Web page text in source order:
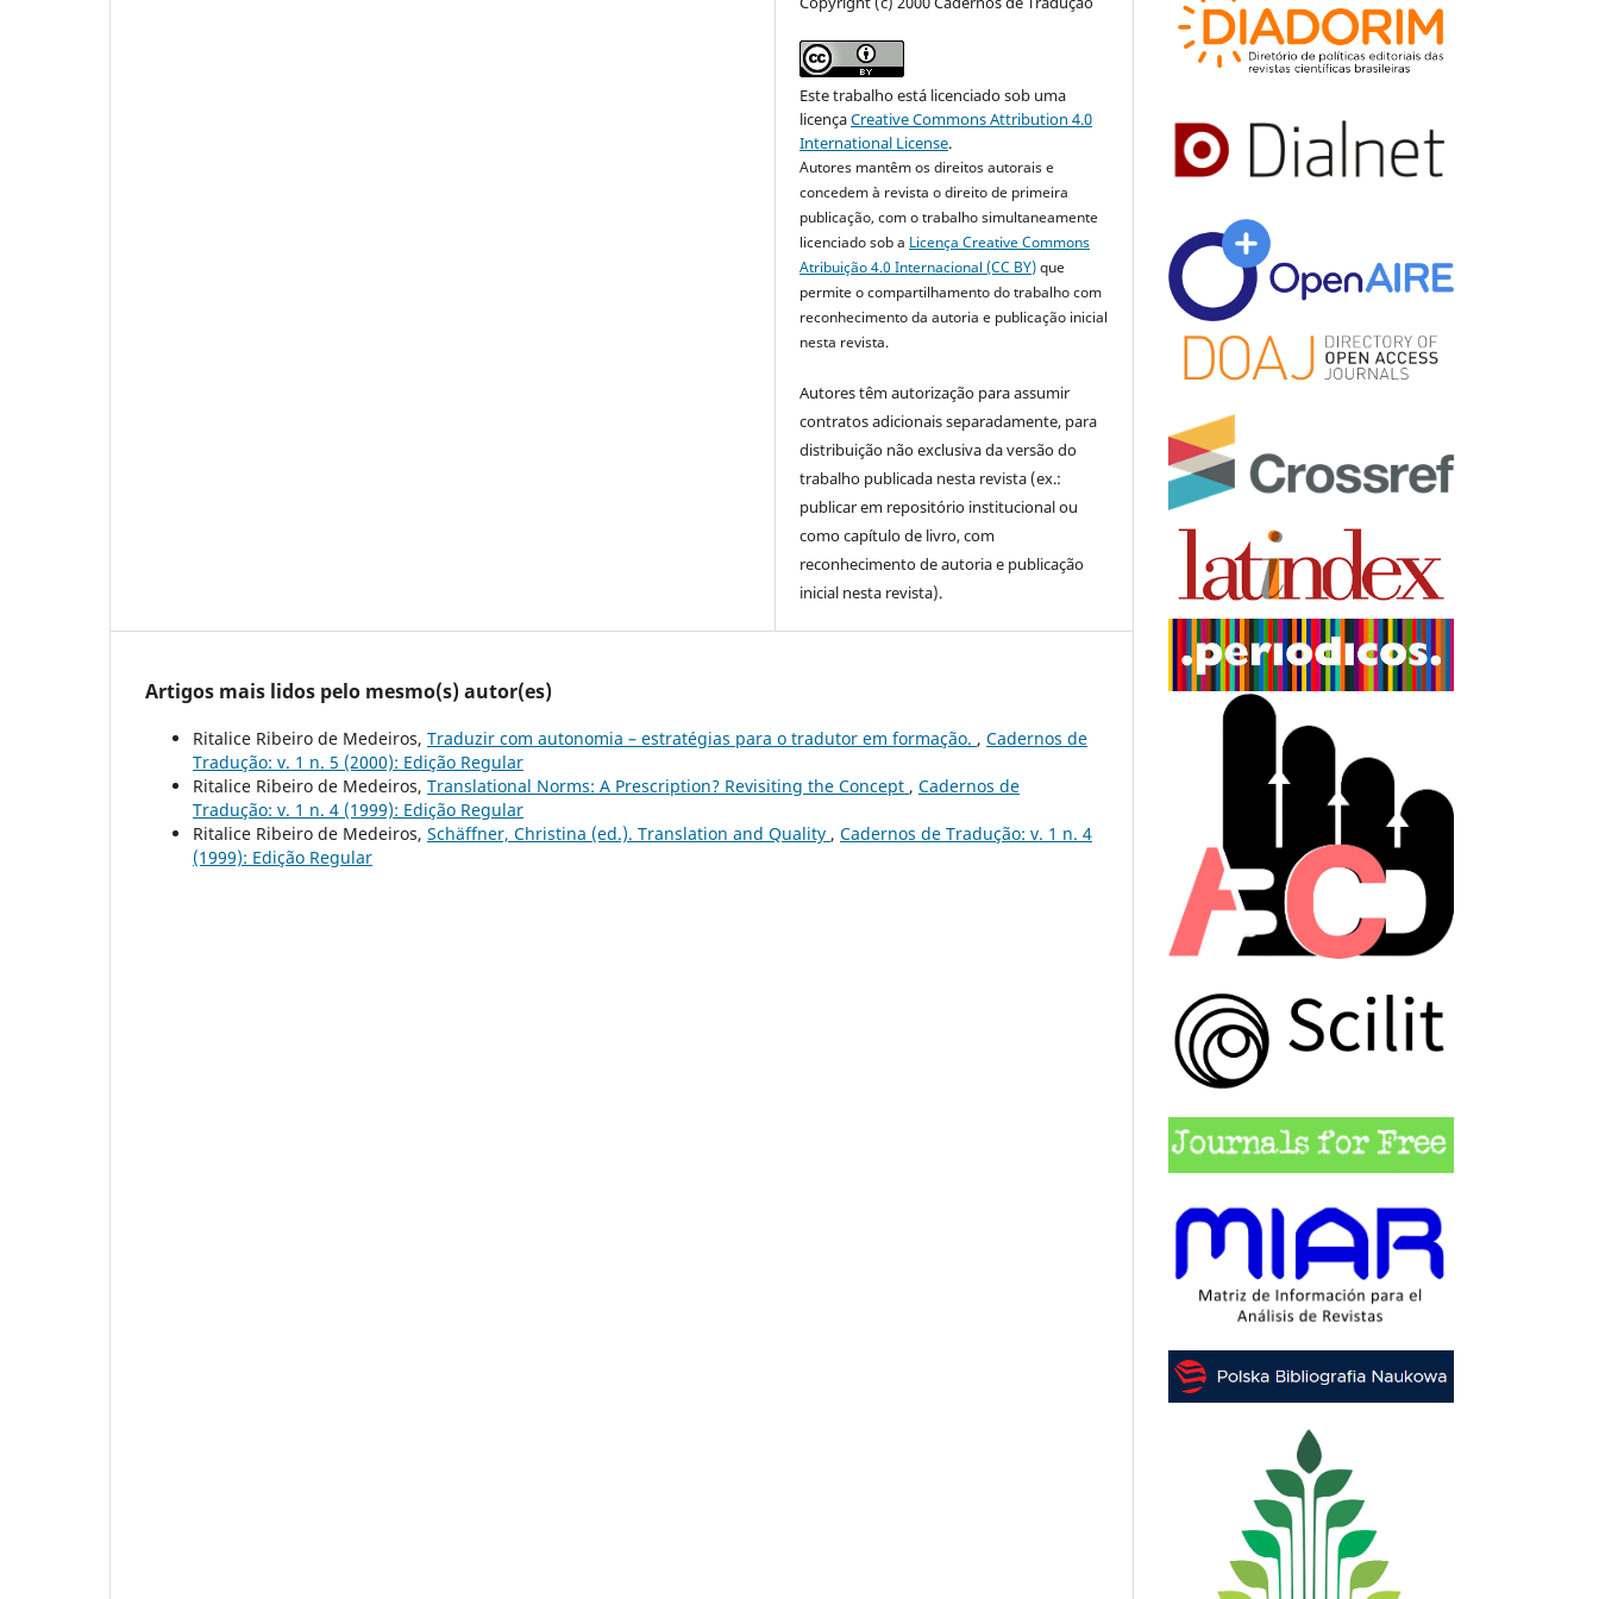
Este trabalho está licenciado sob uma
licençaCreative Commons Attribution 4.0
International License.
Autores mantêm os direitos autorais e
concedem à revista o direito de primeira
publicação, com o trabalho simultaneamente
licenciado sob a Licença Creative Commons
Atribuição 4.0 Internacional (CC BY)que
permite o compartilhamento do trabalho com
reconhecimento da autoria e publicação inicial
nesta revista.
Autores têm autorização para assumir
contratos adicionais separadamente, para
distribuição não exclusiva da versão do
trabalho publicada nesta revista (ex.:
publicar em repositório institucional ou
como capítulo de livro, com
reconhecimento de autoria e publicação
inicial nesta revista).
Artigos mais lidos pelo mesmo(s) autor(es)
Ritalice Ribeiro de Medeiros, Traduzir com autonomia – estratégias para o tradutor em formação. , Cadernos de
Tradução: v. 1 n. 5 (2000): Edição Regular
Ritalice Ribeiro de Medeiros, Translational Norms: A Prescription? Revisiting the Concept , Cadernos de
Tradução: v. 1 n. 4 (1999): Edição Regular
Ritalice Ribeiro de Medeiros, Schäffner, Christina (ed.). Translation and Quality , Cadernos de Tradução: v. 1 n. 4
(1999): Edição Regular